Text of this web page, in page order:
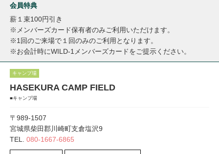
会員特典
薪１束100円引き
※メンバーズカード保有者のみご利用いただけます。
※1回のご来場で１回のみのご利用となります。
※お会計時にWILD-1メンバーズカードをご提示ください。
キャンプ場
HASEKURA CAMP FIELD
■キャンプ場
〒989-1507
宮城県柴田郡川崎町支倉塩沢9
TEL. 080-1667-6865